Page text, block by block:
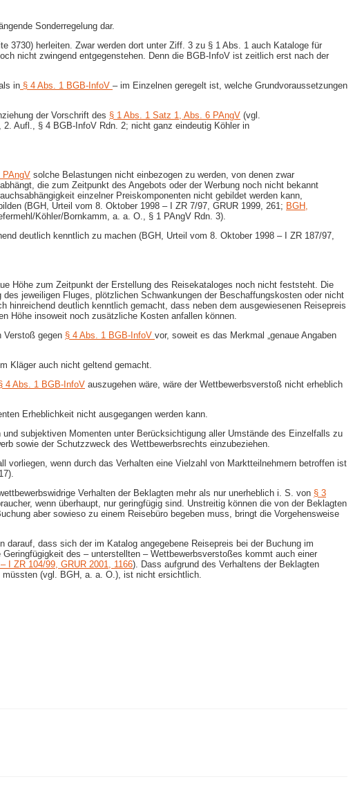
Sonderregelung dar.
3730) herleiten. Zwar werden dort unter Ziff. 3 zu § 1 Abs. 1 auch Kataloge für
nicht zwingend entgegenstehen. Denn die BGB-InfoV ist zeitlich erst nach der
in § 4 Abs. 1 BGB-InfoV – im Einzelnen geregelt ist, welche Grundvoraussetzungen
der Vorschrift des § 1 Abs. 1 Satz 1, Abs. 6 PAngV (vgl.
Aufl., § 4 BGB-InfoV Rdn. 2; nicht ganz eindeutig Köhler in
PAngV solche Belastungen nicht einbezogen zu werden, von denen zwar
die zum Zeitpunkt des Angebots oder der Werbung noch nicht bekannt
einzelner Preiskomponenten nicht gebildet werden kann,
(BGH, Urteil vom 8. Oktober 1998 – I ZR 7/97, GRUR 1999, 261; BGH,
Köhler/Bornkamm, a. a. O., § 1 PAngV Rdn. 3).
deutlich kenntlich zu machen (BGH, Urteil vom 8. Oktober 1998 – I ZR 187/97,
Höhe zum Zeitpunkt der Erstellung des Reisekataloges noch nicht feststeht. Die
jeweiligen Fluges, plötzlichen Schwankungen der Beschaffungskosten oder nicht
hinreichend deutlich kenntlich gemacht, dass neben dem ausgewiesenen Reisepreis
Höhe insoweit noch zusätzliche Kosten anfallen können.
Verstoß gegen § 4 Abs. 1 BGB-InfoV vor, soweit es das Merkmal „genaue Angaben
Kläger auch nicht geltend gemacht.
4 Abs. 1 BGB-InfoV auszugehen wäre, wäre der Wettbewerbsverstoß nicht erheblich
Erheblichkeit nicht ausgegangen werden kann.
subjektiven Momenten unter Berücksichtigung aller Umstände des Einzelfalls zu
sowie der Schutzzweck des Wettbewerbsrechts einzubeziehen.
wenn durch das Verhalten eine Vielzahl von Marktteilnehmern betroffen ist
Verhalten der Beklagten mehr als nur unerheblich i. S. von § 3
wenn überhaupt, nur geringfügig sind. Unstreitig können die von der Beklagten
aber sowieso zu einem Reisebüro begeben muss, bringt die Vorgehensweise
dass sich der im Katalog angegebene Reisepreis bei der Buchung im
des – unterstellten – Wettbewerbsverstoßes kommt auch einer
I ZR 104/99, GRUR 2001, 1166). Dass aufgrund des Verhaltens der Beklagten
(vgl. BGH, a. a. O.), ist nicht ersichtlich.